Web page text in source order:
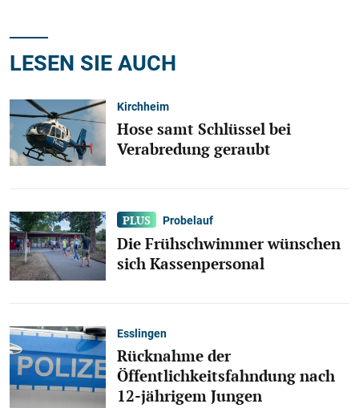
LESEN SIE AUCH
Kirchheim
Hose samt Schlüssel bei
Verabredung geraubt
Probelauf
Die Frühschwimmer wünschen
sich Kassenpersonal
Esslingen
Rücknahme der
Öffentlichkeitsfahndung nach
12-jährigem Jungen